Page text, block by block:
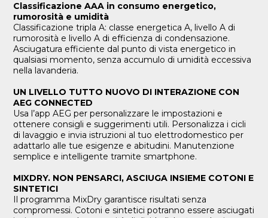
Classificazione AAA in consumo energetico,
rumorosità e umidità
Classificazione tripla A: classe energetica A, livello A di
rumorosità e livello A di efficienza di condensazione.
Asciugatura efficiente dal punto di vista energetico in
qualsiasi momento, senza accumulo di umidità eccessiva
nella lavanderia.
UN LIVELLO TUTTO NUOVO DI INTERAZIONE CON
AEG CONNECTED
Usa l’app AEG per personalizzare le impostazioni e
ottenere consigli e suggerimenti utili. Personalizza i cicli
di lavaggio e invia istruzioni al tuo elettrodomestico per
adattarlo alle tue esigenze e abitudini. Manutenzione
semplice e intelligente tramite smartphone.
MIXDRY. NON PENSARCI, ASCIUGA INSIEME COTONI E
SINTETICI
Il programma MixDry garantisce risultati senza
compromessi. Cotoni e sintetici potranno essere asciugati